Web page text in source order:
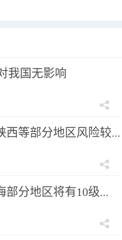
我国无影响
西等部分地区风险较...
部分地区将有10级...